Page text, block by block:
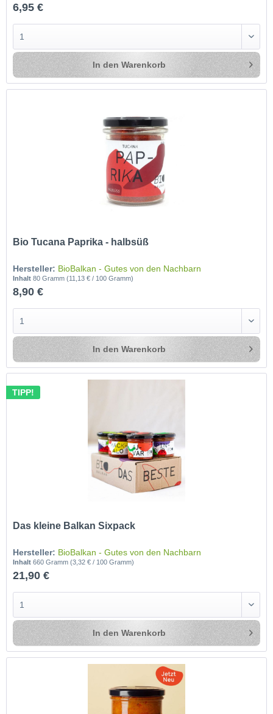
6,95 €
In den Warenkorb
Bio Tucana Paprika - halbsüß
Hersteller: BioBalkan - Gutes von den Nachbarn
Inhalt80 Gramm(11,13 € / 100 Gramm)
8,90 €
In den Warenkorb
TIPP!
Das kleine Balkan Sixpack
Hersteller: BioBalkan - Gutes von den Nachbarn
Inhalt660 Gramm(3,32 € / 100 Gramm)
21,90 €
In den Warenkorb